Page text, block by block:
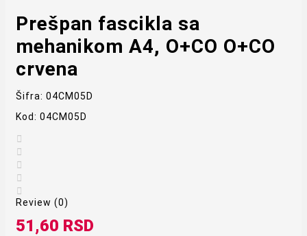
Prešpan fascikla sa
mehanikom A4, O+CO O+CO
crvena
Šifra: 04CM05D
Kod: 04CM05D





Review (0)
51,60 RSD